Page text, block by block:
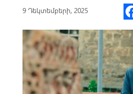
9 Դեկտեմբերի, 2025